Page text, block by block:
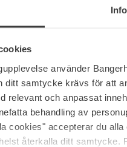
använder
ditt samtycke krävs för att
relevant och anpassat
behandling av
cookies" accepterar du
återkalla ditt
61 €
Snail Mucin Power Gel
21 €